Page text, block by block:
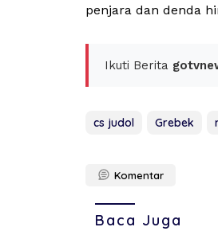
penjara dan denda
Ikuti Berita
cs judol Grebek
Komentar
Baca Juga